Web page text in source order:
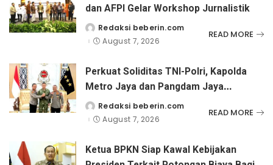
dan AFPI Gelar Workshop Jurnalistik
Posted
by
Redaksi beberin.com
August 7, 2026
READ MORE
Perkuat Soliditas TNI-Polri, Kapolda
Metro Jaya dan Pangdam Jaya
Kunjungi Dankorps Brimob Polri
Posted
by
Redaksi beberin.com
August 7, 2026
READ MORE
Ketua BPKN Siap Kawal Kebijakan